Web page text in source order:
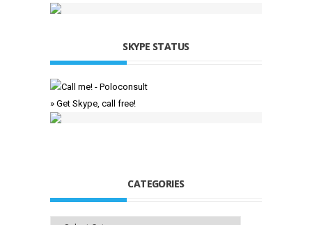
SKYPE STATUS
» Get Skype, call free!
CATEGORIES